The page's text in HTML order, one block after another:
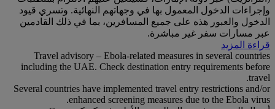
وإجراءات الدخول المعمول بها في وجهاتهم النهائية. وتسري قيود
الدخول والعبور هذه على جميع المسافرين، بما في ذلك القادمين
عبر مسارات سفر غير مباشرة.
قراءة المزيد
Travel advisory – Ebola-related measures in several countries
including the UAE. Check destination entry requirements before
travel.
Several countries have implemented travel entry restrictions and/or
enhanced screening measures due to the Ebola virus.